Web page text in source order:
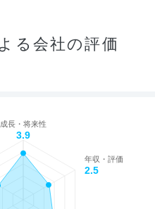
る会社の評価
成長・将来性
3.9
年収・評価
2.5